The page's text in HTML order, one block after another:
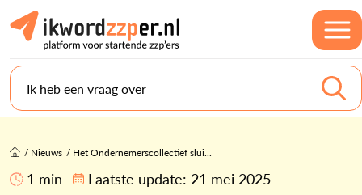
Ik heb een vraag over
/ Nieuws / Het Ondernemerscollectief slui...
1 min Laatste update: 21 mei 2025